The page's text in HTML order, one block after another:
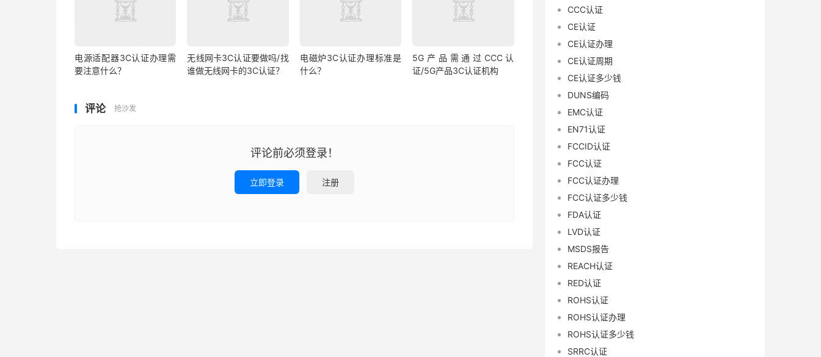
电源适配器3C认证办理需
要注意什么？
无线网卡3C认证要做吗/找
谁做无线网卡的3C认证？
电磁炉3C认证办理标准是
什么？
5G产品需通过CCC认
证/5G产品3C认证机构
评论 抢沙发
评论前必须登录！
立即登录 注册
CCC认证
CE认证
CE认证办理
CE认证周期
CE认证多少钱
DUNS编码
EMC认证
EN71认证
FCCID认证
FCC认证
FCC认证办理
FCC认证多少钱
FDA认证
LVD认证
MSDS报告
REACH认证
RED认证
ROHS认证
ROHS认证办理
ROHS认证多少钱
SRRC认证